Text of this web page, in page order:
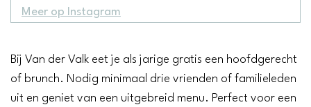
Meer op Instagram
Bij Van der Valk eet je als jarige gratis een hoofdgerecht
of brunch. Nodig minimaal drie vrienden of familieleden
uit en geniet van een uitgebreid menu. Perfect voor een